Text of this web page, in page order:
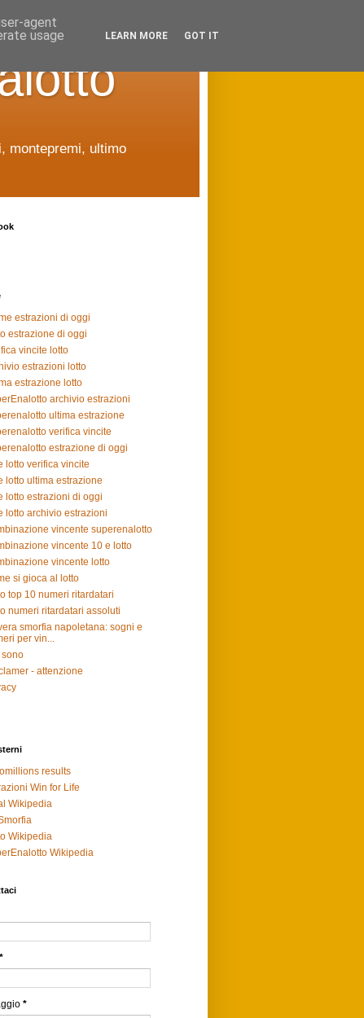
montepremi, ultimo
estrazioni di oggi
estrazione di oggi
vincite lotto
estrazioni lotto
estrazione lotto
archivio estrazioni
ultima estrazione
verifica vincite
estrazione di oggi
lotto verifica vincite
lotto ultima estrazione
lotto estrazioni di oggi
lotto archivio estrazioni
vincente superenalotto
vincente 10 e lotto
vincente lotto
si gioca al lotto
top 10 numeri ritardatari
numeri ritardatari assoluti
smorfia napoletana: sogni e
per vin...
- attenzione
results
Win for Life
Wikipedia
Wikipedia
Wikipedia
*
*
agent
usage
LEARN MORE GOT IT